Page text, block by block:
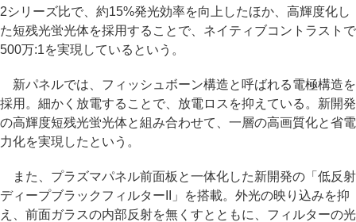
2シリーズ比で、約15%発光効率を向上したほか、高輝度化し
た短残光蛍光体を採用することで、ネイティブコントラストで
500万:1を実現しているという。
新パネルでは、フィッシュボーン構造と呼ばれる電極構造を
採用。細かく放電することで、放電ロスを抑えている。新開発
の高輝度短残光蛍光体と組み合わせて、一層の高画質化と省電
力化を実現したという。
また、プラズマパネル前面板と一体化した新開発の「低反射
ディープブラックフィルターII」を搭載。外光の映り込みを抑
え、前面ガラスの内部反射を無くすとともに、フィルターの光